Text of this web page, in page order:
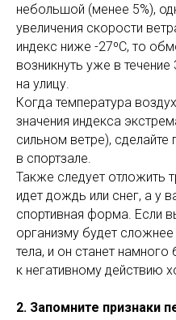
небольшой (менее 5%),
увеличения скорости
индекс ниже -27ºС, то
возникнуть уже в
на улицу.
Когда температура
значения индекса
сильном ветре), сделайте
в спортзале.
Также следует отложить
идет дождь или снег, а у
спортивная форма. Если
организму будет
тела, и он станет
к негативному действию
2. Запомните признаки